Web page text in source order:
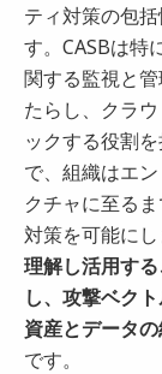
ティ対策の包
す。CASBは特
関する監視と
たらし、クラ
ックする役割
で、組織はエ
クチャに至る
対策を可能に
理解し活用す
し、攻撃ベク
資産とデータ
です。